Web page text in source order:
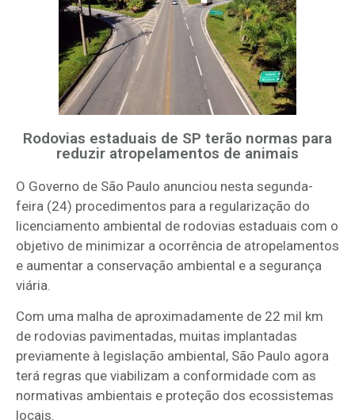
Rodovias estaduais de SP terão normas para
reduzir atropelamentos de animais
O Governo de São Paulo anunciou nesta segunda-
feira (24) procedimentos para a regularização do
licenciamento ambiental de rodovias estaduais com o
objetivo de minimizar a ocorrência de atropelamentos
e aumentar a conservação ambiental e a segurança
viária.
Com uma malha de aproximadamente de 22 mil km
de rodovias pavimentadas, muitas implantadas
previamente à legislação ambiental, São Paulo agora
terá regras que viabilizam a conformidade com as
normativas ambientais e proteção dos ecossistemas
locais.